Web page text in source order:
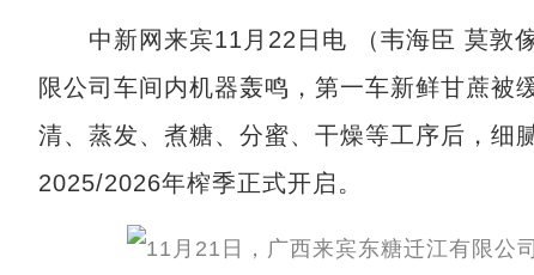
中新网来宾11月22日电 （韦海臣 莫敦
限公司车间内机器轰鸣，第一车新鲜甘蔗被
清、蒸发、煮糖、分蜜、干燥等工序后，细
2025/2026年榨季正式开启。